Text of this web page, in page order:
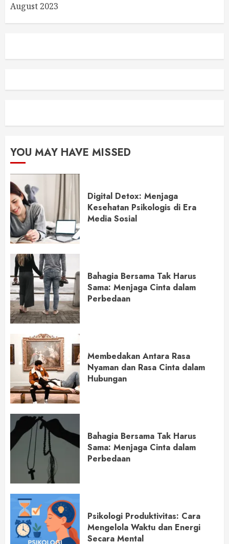
August 2023
YOU MAY HAVE MISSED
Digital Detox: Menjaga
Kesehatan Psikologis di Era
Media Sosial
Bahagia Bersama Tak Harus
Sama: Menjaga Cinta dalam
Perbedaan
Membedakan Antara Rasa
Nyaman dan Rasa Cinta dalam
Hubungan
Bahagia Bersama Tak Harus
Sama: Menjaga Cinta dalam
Perbedaan
Psikologi Produktivitas: Cara
Mengelola Waktu dan Energi
Secara Mental